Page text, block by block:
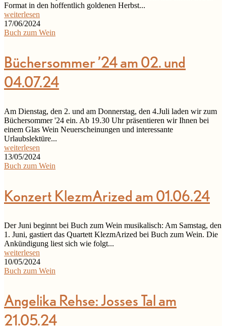
Format in den hoffentlich goldenen Herbst...
weiterlesen
17/06/2024
Buch zum Wein
Büchersommer ’24 am 02. und
04.07.24
Am Dienstag, den 2. und am Donnerstag, den 4.Juli laden wir zum
Büchersommer '24 ein. Ab 19.30 Uhr präsentieren wir Ihnen bei
einem Glas Wein Neuerscheinungen und interessante
Urlaubslektüre...
weiterlesen
13/05/2024
Buch zum Wein
Konzert KlezmArized am 01.06.24
Der Juni beginnt bei Buch zum Wein musikalisch: Am Samstag, den
1. Juni, gastiert das Quartett KlezmArized bei Buch zum Wein. Die
Ankündigung liest sich wie folgt...
weiterlesen
10/05/2024
Buch zum Wein
Angelika Rehse: Josses Tal am
21.05.24